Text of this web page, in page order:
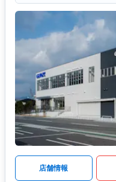
店舗情報